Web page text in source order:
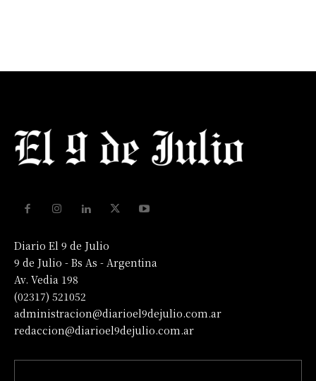
Diario El 9 de Julio
9 de Julio - Bs As - Argentina
Av. Vedia 198
(02317) 521052
administracion@diarioel9dejulio.com.ar
redaccion@diarioel9dejulio.com.ar